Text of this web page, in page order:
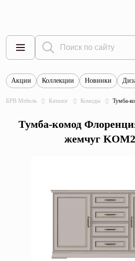
Все товары
Тумбы
Шкафы
Полки
Акции Коллекции Новинки
БРВ Мебель Каталог Комоды Тумба-
Тумба-комод
жемчуг